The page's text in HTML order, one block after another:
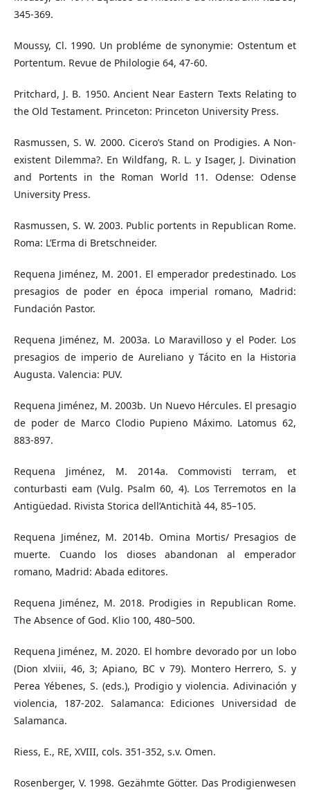
345-369.
Moussy, Cl. 1990. Un probléme de synonymie: Ostentum et
Portentum. Revue de Philologie 64, 47-60.
Pritchard, J. B. 1950. Ancient Near Eastern Texts Relating to
the Old Testament. Princeton: Princeton University Press.
Rasmussen, S. W. 2000. Cicero’s Stand on Prodigies. A Non-
existent Dilemma?. En Wildfang, R. L. y Isager, J. Divination
and Portents in the Roman World 11. Odense: Odense
University Press.
Rasmussen, S. W. 2003. Public portents in Republican Rome.
Roma: L’Erma di Bretschneider.
Requena Jiménez, M. 2001. El emperador predestinado. Los
presagios de poder en época imperial romano, Madrid:
Fundación Pastor.
Requena Jiménez, M. 2003a. Lo Maravilloso y el Poder. Los
presagios de imperio de Aureliano y Tácito en la Historia
Augusta. Valencia: PUV.
Requena Jiménez, M. 2003b. Un Nuevo Hércules. El presagio
de poder de Marco Clodio Pupieno Máximo. Latomus 62,
883-897.
Requena Jiménez, M. 2014a. Commovisti terram, et
conturbasti eam (Vulg. Psalm 60, 4). Los Terremotos en la
Antigüedad. Rivista Storica dell’Antichità 44, 85–105.
Requena Jiménez, M. 2014b. Omina Mortis/ Presagios de
muerte. Cuando los dioses abandonan al emperador
romano, Madrid: Abada editores.
Requena Jiménez, M. 2018. Prodigies in Republican Rome.
The Absence of God. Klio 100, 480–500.
Requena Jiménez, M. 2020. El hombre devorado por un lobo
(Dion xlviii, 46, 3; Apiano, BC v 79). Montero Herrero, S. y
Perea Yébenes, S. (eds.), Prodigio y violencia. Adivinación y
violencia, 187-202. Salamanca: Ediciones Universidad de
Salamanca.
Riess, E., RE, XVIII, cols. 351-352, s.v. Omen.
Rosenberger, V. 1998. Gezähmte Götter. Das Prodigienwesen